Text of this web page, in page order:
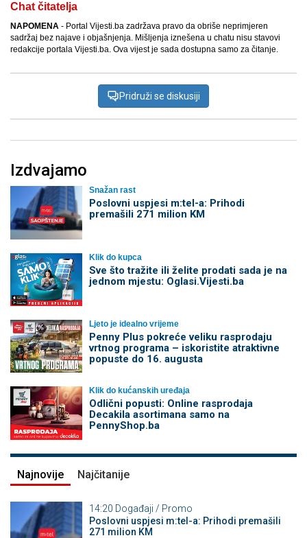
Chat čitatelja
NAPOMENA - Portal Vijesti.ba zadržava pravo da obriše neprimjeren
sadržaj bez najave i objašnjenja. Mišljenja iznešena u chatu nisu stavovi
redakcije portala Vijesti.ba. Ova vijest je sada dostupna samo za čitanje.
Pridruži se diskusiji
Izdvajamo
Snažan rast
Poslovni uspjesi m:tel-a: Prihodi
premašili 271 milion KM
Klik do kupca
Sve što tražite ili želite prodati sada je na
jednom mjestu: Oglasi.Vijesti.ba
Ljeto je idealno vrijeme
Penny Plus pokreće veliku rasprodaju
vrtnog programa – iskoristite atraktivne
popuste do 16. augusta
Klik do kućanskih uređaja
Odlični popusti: Online rasprodaja
Decakila asortimana samo na
PennyShop.ba
Najnovije Najčitanije
14:20 Događaji / Promo
Poslovni uspjesi m:tel-a: Prihodi premašili
271 milion KM